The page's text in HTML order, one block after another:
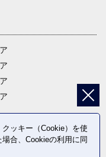
ッキー（Cookie）を使
合、Cookieの利用に同